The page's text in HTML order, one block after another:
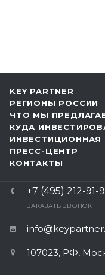
KEY PARTNER
РЕГИОНЫ РОССИИ
ЧТО МЫ
КУДА
ИНВЕСТИЦИОННАЯ
ПРЕСС-ЦЕНТР
КОНТАКТЫ
+7 (495) 212-91-
ЗАКАЗАТЬ ЗВОНОК
107023, РФ,